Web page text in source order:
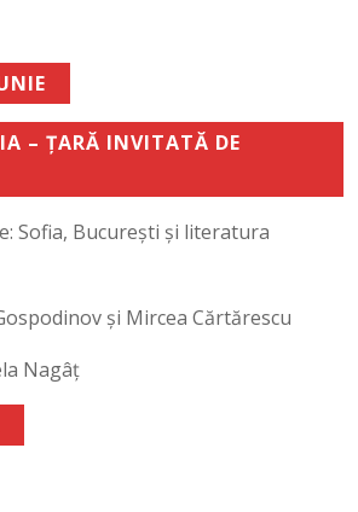
– ȚARĂ INVITATĂ DE
Sofia, București și literatura
și Mircea Cărtărescu
Nagâț